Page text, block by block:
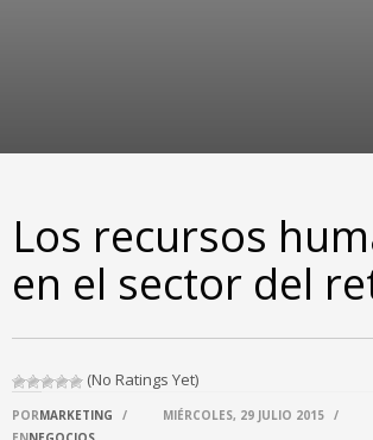
Los recursos
en el sector del
(No Ratings Yet)
PORMARKETING / MIÉRCOLES, 29 JULIO 2015 /